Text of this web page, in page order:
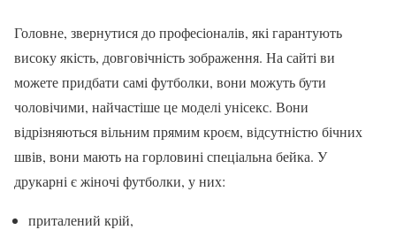
Головне, звернутися до професіоналів, які гарантують
високу якість, довговічність зображення. На сайті ви
можете придбати самі футболки, вони можуть бути
чоловічими, найчастіше це моделі унісекс. Вони
відрізняються вільним прямим кроєм, відсутністю бічних
швів, вони мають на горловині спеціальна бейка. У
друкарні є жіночі футболки, у них:
приталений крій,